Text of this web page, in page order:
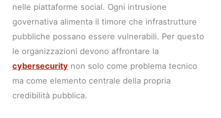
nelle piattaforme social. Ogni intrusione
governativa alimenta il timore che infrastrutture
pubbliche possano essere vulnerabili. Per questo
le organizzazioni devono affrontare la
cybersecurity non solo come problema tecnico
ma come elemento centrale della propria
credibilità pubblica.